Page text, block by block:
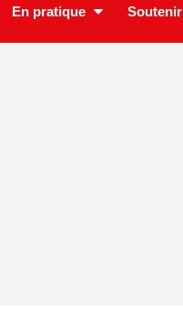
En pratique Soutenir